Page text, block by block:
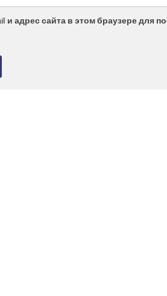
и адрес сайта в этом браузере для